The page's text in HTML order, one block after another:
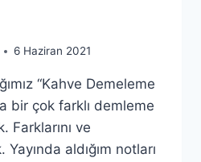
6 Haziran 2021
“Kahve Demeleme
bir çok farklı demleme
Farklarını ve
aldığım notları